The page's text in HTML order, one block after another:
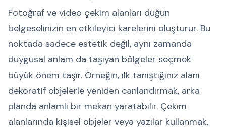
Fotoğraf ve video çekim alanları düğün
belgeselinizin en etkileyici karelerini oluşturur. Bu
noktada sadece estetik değil, aynı zamanda
duygusal anlam da taşıyan bölgeler seçmek
büyük önem taşır. Örneğin, ilk tanıştığınız alanı
dekoratif objelerle yeniden canlandırmak, arka
planda anlamlı bir mekan yaratabilir. Çekim
alanlarında kişisel objeler veya yazılar kullanmak,